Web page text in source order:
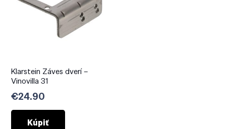
Klarstein Záves dverí –
Vinovilla 31
€24.90
Kúpiť